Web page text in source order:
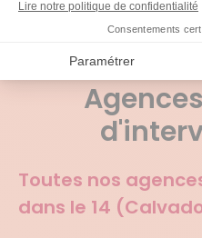
Toutes nos
dans le 14